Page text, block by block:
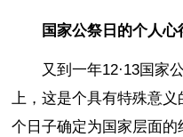
国家公祭日的个人心
又到一年12·13国家
上，这是个具有特殊意
个日子确定为国家层面